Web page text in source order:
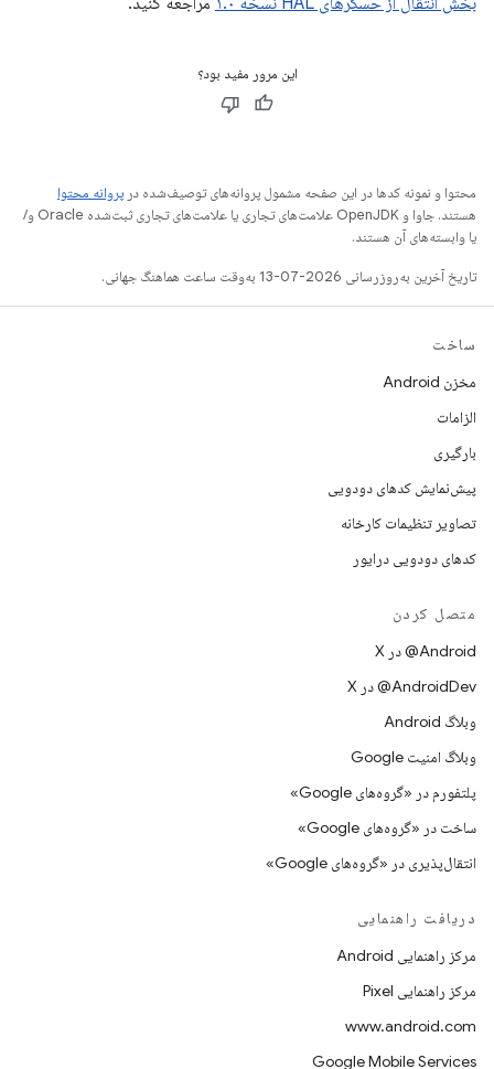
این مرور مفید بود؟
محتوا و نمونه کدها در این صفحه مشمول پروانه‌های توصیف‌شده در پروانه محتوا
هستند. جاوا و OpenJDK علامت‌های تجاری یا علامت‌های تجاری ثبت‌شده Oracle و/
یا وابسته‌های آن هستند.
تاریخ آخرین به‌روزرسانی 2026-07-13 به‌وقت ساعت هماهنگ جهانی.
ساخت
مخزن Android
الزامات
بارگیری
پیش‌نمایش کدهای دودویی
تصاویر تنظیمات کارخانه
کدهای دودویی درایور
متصل کردن
‫‎@Android در X
‫‎@AndroidDev در X
وبلاگ Android
وبلاگ امنیت Google
پلتفورم در «گروه‌های Google»
ساخت در «گروه‌های Google»
انتقال‌پذیری در «گروه‌های Google»
دریافت راهنمایی
مرکز راهنمایی Android
مرکز راهنمایی Pixel
www.android.com
Google Mobile Services